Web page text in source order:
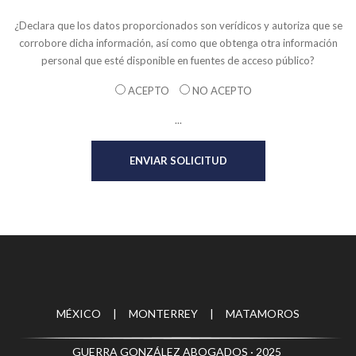
¿Declara que los datos proporcionados son verídicos y autoriza que se
corrobore dicha información, así como que obtenga otra información
personal que esté disponible en fuentes de acceso público?
ACEPTO NO ACEPTO
...
MÉXICO | MONTERREY | MATAMOROS
GUERRA GONZÁLEZ ABOGADOS · 2025